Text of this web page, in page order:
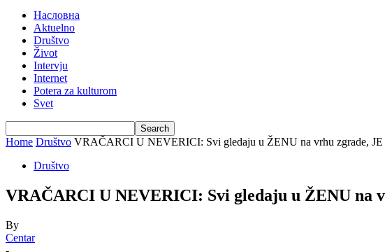
Насловна
Aktuelno
Društvo
Život
Intervju
Internet
Potera za kulturom
Svet
Home Društvo VRAČARCI U NEVERICI: Svi gledaju u ŽENU na vrhu zgrade, JE
Društvo
VRAČARCI U NEVERICI: Svi gledaju u ŽENU na
By
Centar